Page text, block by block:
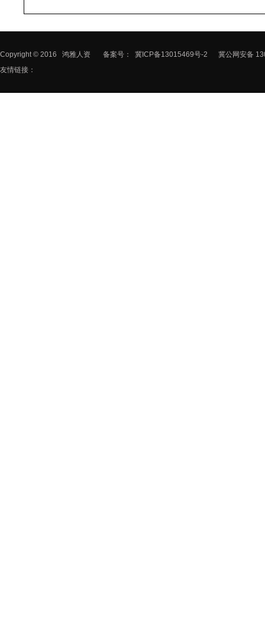
Copyright © 2016 鸿雅人资 备案号： 冀ICP备13015469号-2
冀公网安备
友情链接：